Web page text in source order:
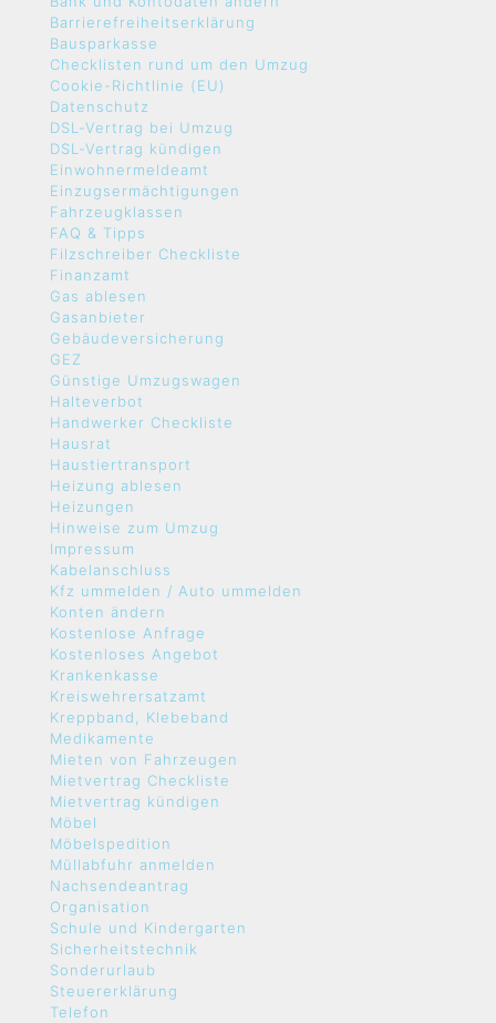
Barrierefreiheitserklärung
Bausparkasse
Checklisten rund um den Umzug
Cookie-Richtlinie (EU)
Datenschutz
DSL-Vertrag bei Umzug
DSL-Vertrag kündigen
Einwohnermeldeamt
Einzugsermächtigungen
Fahrzeugklassen
FAQ & Tipps
Filzschreiber Checkliste
Finanzamt
Gas ablesen
Gasanbieter
Gebäudeversicherung
GEZ
Günstige Umzugswagen
Halteverbot
Handwerker Checkliste
Hausrat
Haustiertransport
Heizung ablesen
Heizungen
Hinweise zum Umzug
Impressum
Kabelanschluss
Kfz ummelden / Auto ummelden
Konten ändern
Kostenlose Anfrage
Kostenloses Angebot
Krankenkasse
Kreiswehrersatzamt
Kreppband, Klebeband
Medikamente
Mieten von Fahrzeugen
Mietvertrag Checkliste
Mietvertrag kündigen
Möbel
Möbelspedition
Müllabfuhr anmelden
Nachsendeantrag
Organisation
Schule und Kindergarten
Sicherheitstechnik
Sonderurlaub
Steuererklärung
Telefon